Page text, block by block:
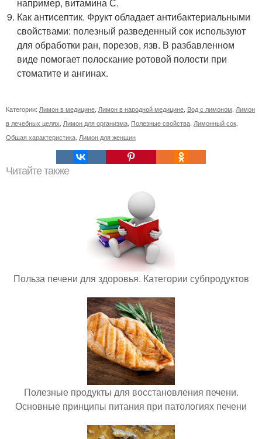
Как антисептик. Фрукт обладает антибактериальными
свойствами: полезный разведенный сок используют
для обработки ран, порезов, язв. В разбавленном
виде помогает полоскание ротовой полости при
стоматите и ангинах.
Категории: Лимон в медицине Лимон в народной медицине Вод с лимоном Лимон
в лечебных целях Лимон для организма Полезные свойства Лимонный сок
Общая характеристика Лимон для женщин
Читайте также
Польза печени для здоровья. Категории субпродуктов
Полезные продукты для восстановления печени.
Основные принципы питания при патологиях печени